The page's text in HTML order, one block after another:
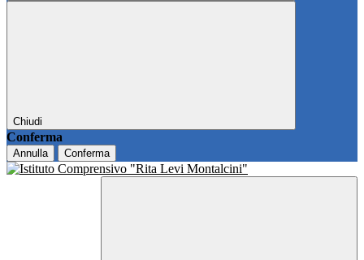
Chiudi
Conferma
Annulla Conferma